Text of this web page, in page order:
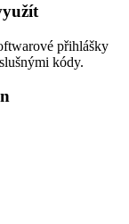
přihlášky
kódy.